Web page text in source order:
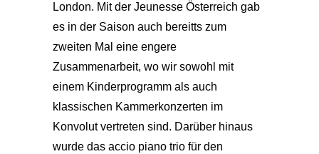
London. Mit der Jeunesse Österreich gab
es in der Saison auch bereitts zum
zweiten Mal eine engere
Zusammenarbeit, wo wir sowohl mit
einem Kinderprogramm als auch
klassischen Kammerkonzerten im
Konvolut vertreten sind. Darüber hinaus
wurde das accio piano trio für den